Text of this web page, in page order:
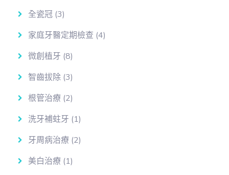
全瓷冠 (3)
家庭牙醫定期檢查 (4)
微創植牙 (8)
智齒拔除 (3)
根管治療 (2)
洗牙補蛀牙 (1)
牙周病治療 (2)
美白治療 (1)